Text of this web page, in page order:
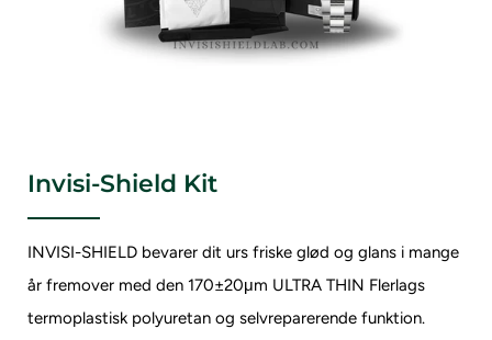
Invisi-Shield Kit
INVISI-SHIELD bevarer dit urs friske glød og glans i mange
år fremover med den 170±20μm ULTRA THIN Flerlags
termoplastisk polyuretan og selvreparerende funktion.